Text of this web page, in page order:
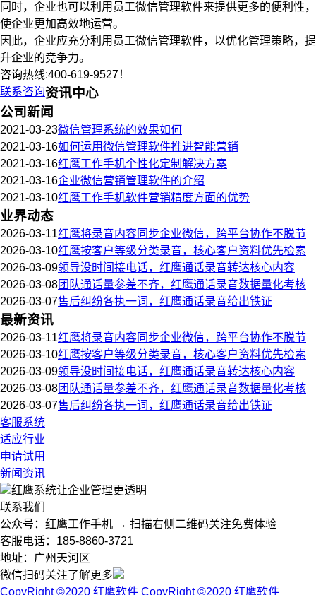
同时，企业也可以利用员工微信管理软件来提供更多的便利性，
使企业更加高效地运营。
因此，企业应充分利用员工微信管理软件，以优化管理策略，提
升企业的竞争力。
咨询热线:400-619-9527！
联系咨询资讯中心
公司新闻
2021-03-23微信管理系统的效果如何
2021-03-16如何运用微信管理软件推进智能营销
2021-03-16红鹰工作手机个性化定制解决方案
2021-03-16企业微信营销管理软件的介绍
2021-03-10红鹰工作手机软件营销精度方面的优势
业界动态
2026-03-11红鹰将录音内容同步企业微信，跨平台协作不脱节
2026-03-10红鹰按客户等级分类录音，核心客户资料优先检索
2026-03-09领导没时间接电话，红鹰通话录音转达核心内容
2026-03-08团队通话量参差不齐，红鹰通话录音数据量化考核
2026-03-07售后纠纷各执一词，红鹰通话录音给出铁证
最新资讯
2026-03-11红鹰将录音内容同步企业微信，跨平台协作不脱节
2026-03-10红鹰按客户等级分类录音，核心客户资料优先检索
2026-03-09领导没时间接电话，红鹰通话录音转达核心内容
2026-03-08团队通话量参差不齐，红鹰通话录音数据量化考核
2026-03-07售后纠纷各执一词，红鹰通话录音给出铁证
客服系统
适应行业
申请试用
新闻资讯
红鹰系统让企业管理更透明
联系我们
公众号：红鹰工作手机 → 扫描右侧二维码关注免费体验
客服电话：185-8860-3721
地址：广州天河区
微信扫码关注了解更多
CopyRight ©2020 红鹰软件 CopyRight ©2020 红鹰软件